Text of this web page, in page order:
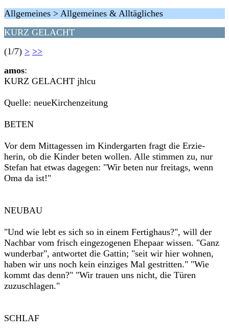
Allgemeines > Allgemeines & Alltägliches
KURZ GELACHT
(1/7) > >>
amos:
KURZ GELACHT jhlcu
Quelle: neueKirchenzeitung
BETEN
Vor dem Mittagessen im Kindergarten fragt die Erzie-
herin, ob die Kinder beten wollen. Alle stimmen zu, nur
Stefan hat etwas dagegen: "Wir beten nur freitags, wenn
Oma da ist!"
NEUBAU
"Und wie lebt es sich so in einem Fertighaus?", will der
Nachbar vom frisch eingezogenen Ehepaar wissen. "Ganz
wunderbar", antwortet die Gattin; "seit wir hier wohnen,
haben wir uns noch kein einziges Mal gestritten." "Wie
kommt das denn?" "Wir trauen uns nicht, die Türen
zuzuschlagen."
SCHLAF